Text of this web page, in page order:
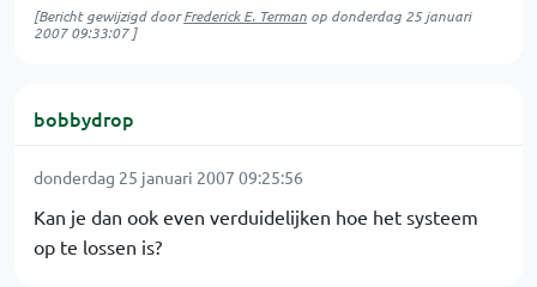
[Bericht gewijzigd doorFrederick E. Terman op donderdag 25 januari
2007 09:33:07]
bobbydrop
donderdag 25 januari 2007 09:25:56
Kan je dan ook even verduidelijken hoe het systeem
op te lossen is?